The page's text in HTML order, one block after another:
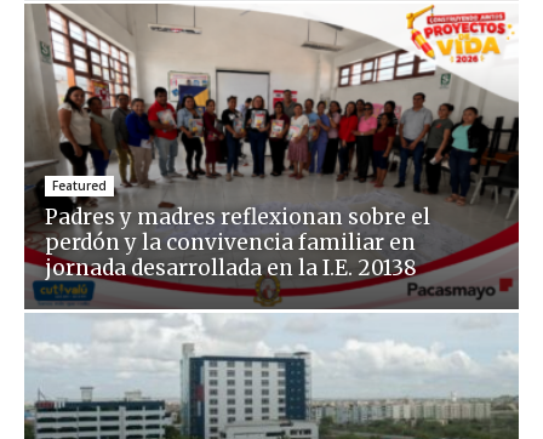
Featured
Padres y madres reflexionan sobre el
perdón y la convivencia familiar en
jornada desarrollada en la I.E. 20138